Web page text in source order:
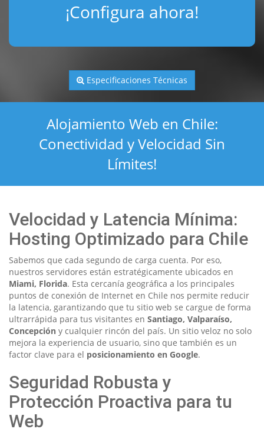
¡Configura ahora!
Especificaciones Técnicas
Alojamiento Web en Chile:
Conectividad y Velocidad Sin
Límites!
Velocidad y Latencia Mínima:
Hosting Optimizado para Chile
Sabemos que cada segundo de carga cuenta. Por eso,
nuestros servidores están estratégicamente ubicados en
Miami, Florida. Esta cercanía geográfica a los principales
puntos de conexión de Internet en Chile nos permite reducir
la latencia, garantizando que tu sitio web se cargue de forma
ultrarrápida para tus visitantes en Santiago, Valparaíso,
Concepción y cualquier rincón del país. Un sitio veloz no solo
mejora la experiencia de usuario, sino que también es un
factor clave para el posicionamiento en Google.
Seguridad Robusta y
Protección Proactiva para tu
Web